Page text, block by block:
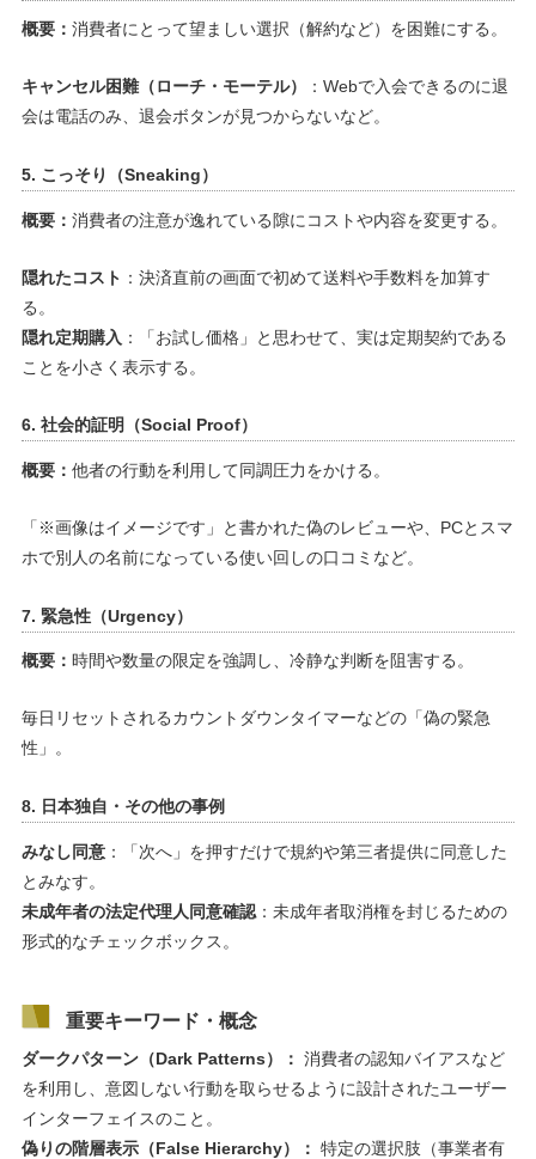
概要： 消費者にとって望ましい選択（解約など）を困難にする。
キャンセル困難（ローチ・モーテル）
：Webで入会できるのに退
会は電話のみ、退会ボタンが見つからないなど。
5. こっそり（Sneaking）
概要： 消費者の注意が逸れている隙にコストや内容を変更する。
隠れたコスト ：決済直前の画面で初めて送料や手数料を加算す
る。
隠れ定期購入 ：「お試し価格」と思わせて、実は定期契約である
ことを小さく表示する。
6. 社会的証明（Social Proof）
概要： 他者の行動を利用して同調圧力をかける。
「※画像はイメージです」と書かれた偽のレビューや、PCとスマ
ホで別人の名前になっている使い回しの口コミなど。
7. 緊急性（Urgency）
概要： 時間や数量の限定を強調し、冷静な判断を阻害する。
毎日リセットされるカウントダウンタイマーなどの「偽の緊急
性」。
8. 日本独自・その他の事例
みなし同意：「次へ」を押すだけで規約や第三者提供に同意した
とみなす。
未成年者の法定代理人同意確認：未成年者取消権を封じるための
形式的なチェックボックス。
重要キーワード・概念
ダークパターン（Dark Patterns）： 消費者の認知バイアスなど
を利用し、意図しない行動を取らせるように設計されたユーザー
インターフェイスのこと。
偽りの階層表示（False Hierarchy）： 特定の選択肢（事業者有